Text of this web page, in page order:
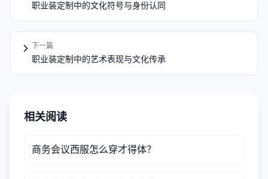
职业装定制中的文化符号与身份认同
下一篇
职业装定制中的艺术表现与文化传承
相关阅读
商务会议西服怎么穿才得体？